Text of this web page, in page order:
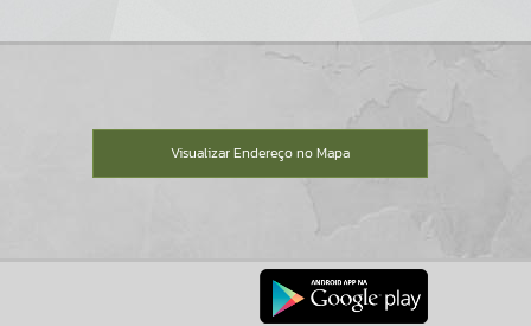
Visualizar Endereço no Mapa